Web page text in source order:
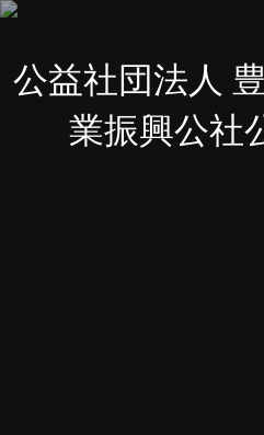
公益社団法人
業振興公社